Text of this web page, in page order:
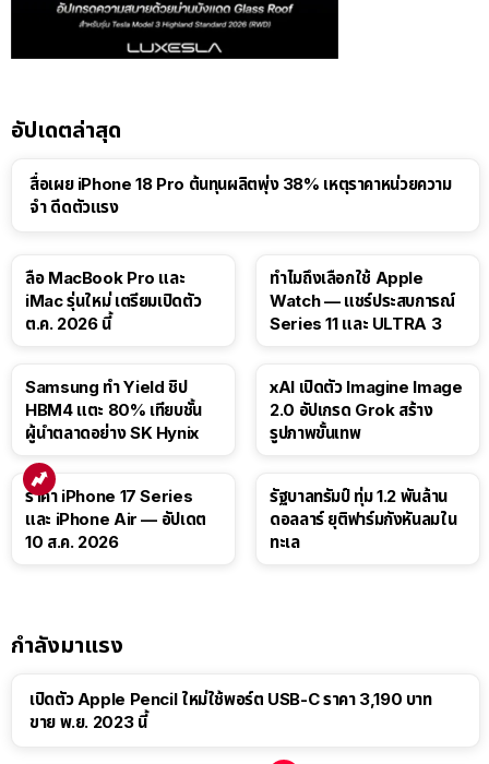
อัปเดตล่าสุด
สื่อเผย iPhone 18 Pro ต้นทุนผลิตพุ่ง 38% เหตุราคาหน่วยความ
จำ ดีดตัวแรง
ลือ MacBook Pro และ
iMac รุ่นใหม่ เตรียมเปิดตัว
ต.ค. 2026 นี้
ทำไมถึงเลือกใช้ Apple
Watch — แชร์ประสบการณ์
Series 11 และ ULTRA 3
Samsung ทำ Yield ชิป
HBM4 แตะ 80% เทียบชั้น
ผู้นำตลาดอย่าง SK Hynix
xAI เปิดตัว Imagine Image
2.0 อัปเกรด Grok สร้าง
รูปภาพขั้นเทพ
ราคา iPhone 17 Series
และ iPhone Air — อัปเดต
10 ส.ค. 2026
รัฐบาลทรัมป์ ทุ่ม 1.2 พันล้าน
ดอลลาร์ ยุติฟาร์มกังหันลมใน
ทะเล
กำลังมาแรง
เปิดตัว Apple Pencil ใหม่ใช้พอร์ต USB-C ราคา 3,190 บาท
ขาย พ.ย. 2023 นี้